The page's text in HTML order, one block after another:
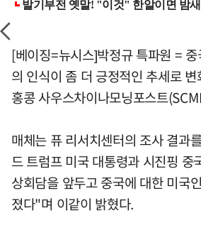
[베이징=뉴시스]박정규 특파원 =
의 인식이 좀 더 긍정적인 추세로
홍콩 사우스차이나모닝포스트
매체는 퓨 리서치센터의 조사 결과
드 트럼프 미국 대통령과 시진핑 중
상회담을 앞두고 중국에 대한 미국
졌다"며 이같이 밝혔다.